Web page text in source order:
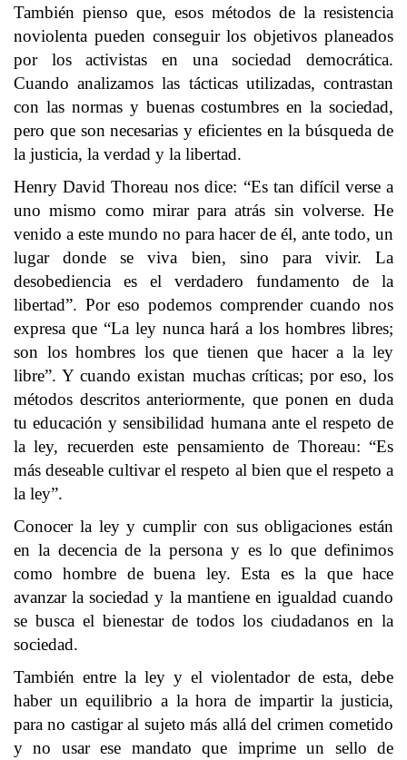
También pienso que, esos métodos de la resistencia
noviolenta pueden conseguir los objetivos planeados
por los activistas en una sociedad democrática.
Cuando analizamos las tácticas utilizadas, contrastan
con las normas y buenas costumbres en la sociedad,
pero que son necesarias y eficientes en la búsqueda de
la justicia, la verdad y la libertad.
Henry David Thoreau nos dice: “Es tan difícil verse a
uno mismo como mirar para atrás sin volverse. He
venido a este mundo no para hacer de él, ante todo, un
lugar donde se viva bien, sino para vivir. La
desobediencia es el verdadero fundamento de la
libertad”. Por eso podemos comprender cuando nos
expresa que “La ley nunca hará a los hombres libres;
son los hombres los que tienen que hacer a la ley
libre”. Y cuando existan muchas críticas; por eso, los
métodos descritos anteriormente, que ponen en duda
tu educación y sensibilidad humana ante el respeto de
la ley, recuerden este pensamiento de Thoreau: “Es
más deseable cultivar el respeto al bien que el respeto a
la ley”.
Conocer la ley y cumplir con sus obligaciones están
en la decencia de la persona y es lo que definimos
como hombre de buena ley. Esta es la que hace
avanzar la sociedad y la mantiene en igualdad cuando
se busca el bienestar de todos los ciudadanos en la
sociedad.
También entre la ley y el violentador de esta, debe
haber un equilibrio a la hora de impartir la justicia,
para no castigar al sujeto más allá del crimen cometido
y no usar ese mandato que imprime un sello de